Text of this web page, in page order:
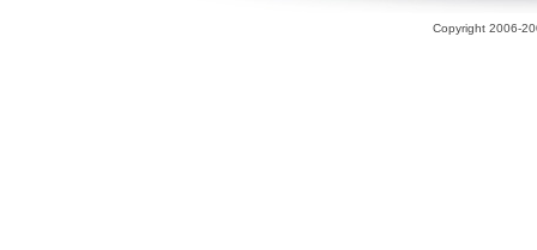
Copyright 2006-